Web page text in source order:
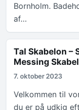
Bornholm.
af…
Tal Skabelon –
Messing
7. oktober 2023
Velkommen til
du er på udkig